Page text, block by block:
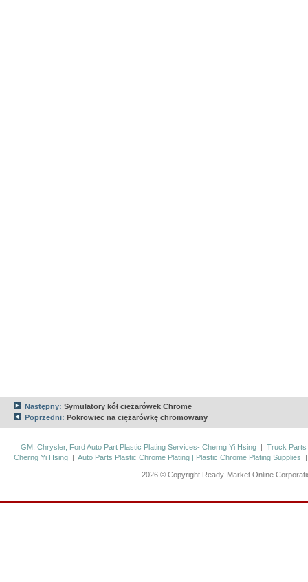
Następny: Symulatory kół ciężarówek Chrome
Poprzedni: Pokrowiec na ciężarówkę chromowany
GM, Chrysler, Ford Auto Part Plastic Plating Services- Cherng Yi Hsing | Truck Parts
Cherng Yi Hsing |Auto Parts Plastic Chrome Plating | Plastic Chrome Plating Supplies
2026 © Copyright Ready-Market Online